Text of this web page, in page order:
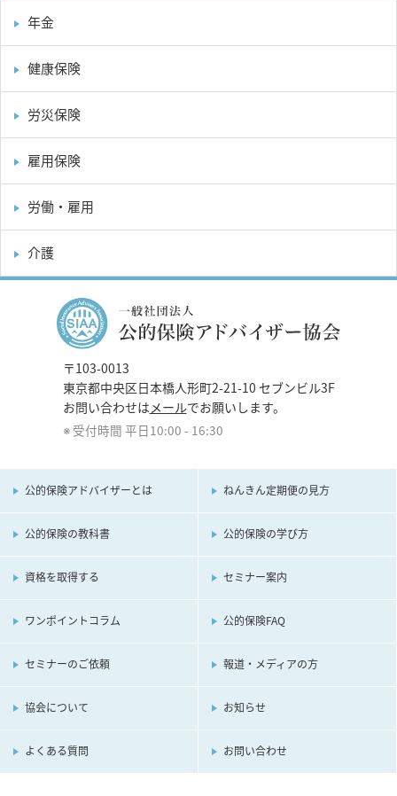
年金
健康保険
労災保険
雇用保険
労働・雇用
介護
〒103-0013
東京都中央区日本橋人形町2-21-10 セブンビル3F
お問い合わせは メールでお願いします。
受付時間 平日10:00 - 16:30
公的保険アドバイザーとは ねんきん定期便の見方
公的保険の教科書 公的保険の学び方
資格を取得する セミナー案内
ワンポイントコラム 公的保険FAQ
セミナーのご依頼 報道・メディアの方
協会について お知らせ
よくある質問 お問い合わせ